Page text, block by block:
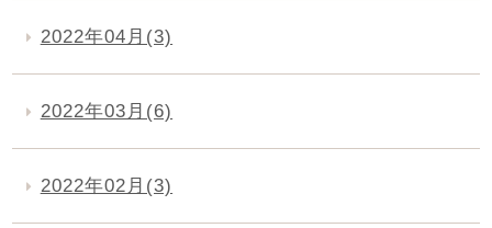
2022年04月(3)
2022年03月(6)
2022年02月(3)